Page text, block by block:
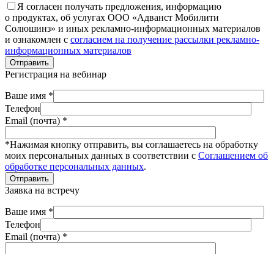
Я согласен получать предложения, информацию
о продуктах, об услугах ООО «Адванст Мобилити
Солюшинз» и иных рекламно-информационных материалов
и ознакомлен с согласием на получение рассылки рекламно-
информационных материалов
Отправить
Регистрация на вебинар
Ваше имя *
Телефон
Email (почта) *
*Нажимая кнопку отправить, вы соглашаетесь на обработку
моих персональных данных в соответствии с Соглашением об
обработке персональных данных.
Отправить
Заявка на встречу
Ваше имя *
Телефон
Email (почта) *